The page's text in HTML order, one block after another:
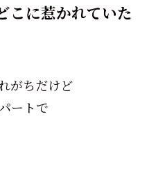
こに惹かれていた
がちだけど
ートで